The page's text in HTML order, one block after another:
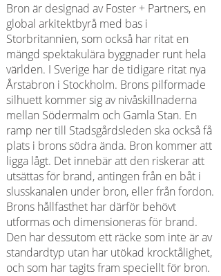
Bron är designad av Foster + Partners, en
global arkitektbyrå med bas i
Storbritannien, som också har ritat en
mängd spektakulära byggnader runt hela
världen. I Sverige har de tidigare ritat nya
Årstabron i Stockholm. Brons pilformade
silhuett kommer sig av nivåskillnaderna
mellan Södermalm och Gamla Stan. En
ramp ner till Stadsgårdsleden ska också få
plats i brons södra ända. Bron kommer att
ligga lågt. Det innebär att den riskerar att
utsättas för brand, antingen från en båt i
slusskanalen under bron, eller från fordon.
Brons hållfasthet har därför behövt
utformas och dimensioneras för brand.
Den har dessutom ett räcke som inte är av
standardtyp utan har utökad krocktålighet,
och som har tagits fram speciellt för bron.